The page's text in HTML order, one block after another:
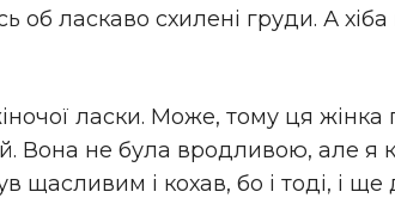
об ласкаво схилені груди. А
ласки. Може, тому ця
Вона не була вродливою, але я
і кохав, бо і тоді, і ще